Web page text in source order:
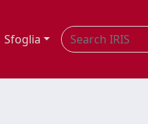
Sfoglia